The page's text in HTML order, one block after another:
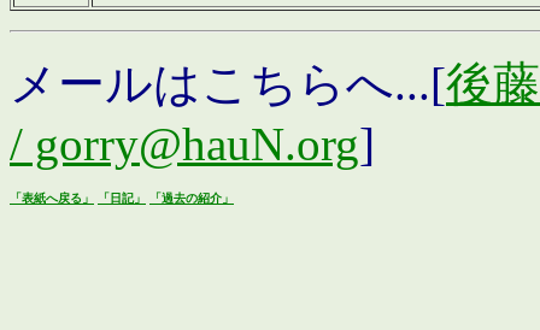
メールはこちらへ...[後
/ gorry@hauN.org]
「表紙へ戻る」 「日記」 「過去の紹介」